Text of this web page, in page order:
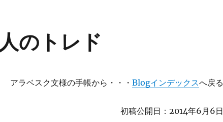
のトレド
アラベスク文様の手帳から・・・ Blogインデックスへ戻る
初稿公開日：2014年6月6日